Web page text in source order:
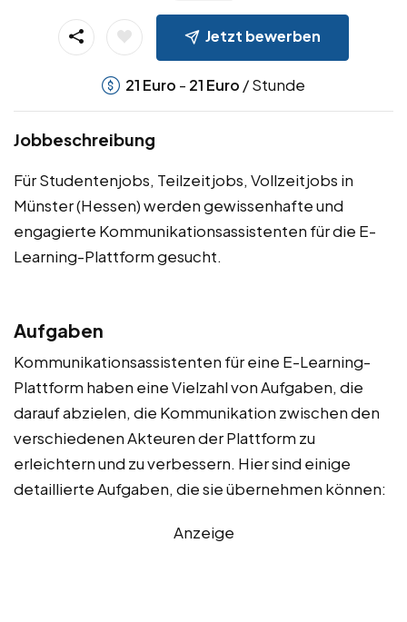
Jetzt bewerben
21 Euro - 21 Euro / Stunde
Jobbeschreibung
Für Studentenjobs, Teilzeitjobs, Vollzeitjobs in
Münster (Hessen) werden gewissenhafte und
engagierte Kommunikationsassistenten für die E-
Learning-Plattform gesucht.
Aufgaben
Kommunikationsassistenten für eine E-Learning-
Plattform haben eine Vielzahl von Aufgaben, die
darauf abzielen, die Kommunikation zwischen den
verschiedenen Akteuren der Plattform zu
erleichtern und zu verbessern. Hier sind einige
detaillierte Aufgaben, die sie übernehmen können:
Anzeige